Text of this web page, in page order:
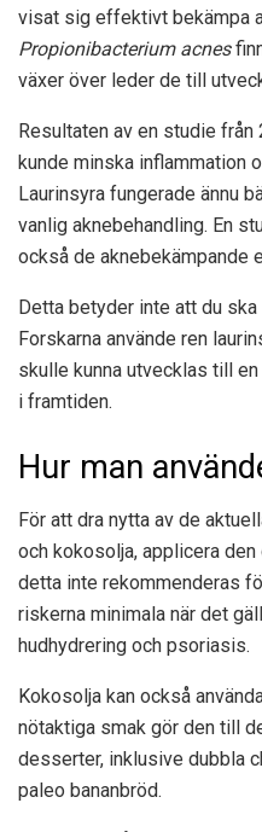
visat sig effektivt bekämpa
Propionibacterium acnes
växer över leder de till
Resultaten av en studie
kunde minska inflammation
Laurinsyra fungerade ännu
vanlig aknebehandling. En
också de aknebekämpande
Detta betyder inte att du
Forskarna använde ren
skulle kunna utvecklas till
i framtiden.
Hur man
För att dra nytta av de
och kokosolja, applicera
detta inte rekommenderas
riskerna minimala när det
hudhydrering och psoriasis.
Kokosolja kan också
nötaktiga smak gör den till
desserter, inklusive dubbla
paleo bananbröd.